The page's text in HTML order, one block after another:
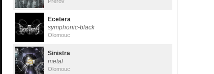
Ecetera
symphonic-black
Olomouc
Sinistra
metal
Olomouc